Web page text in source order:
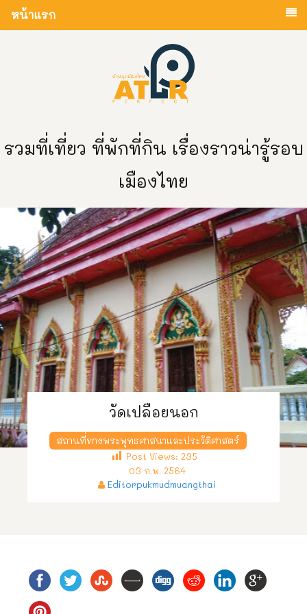
หน้าแรก
รวมที่เที่ยว ที่พักที่กิน เรื่องราวน่ารู้รอบ
เมืองไทย
วัดเปลือยนอก
สถานที่ทางพระพุทธศาสนาและประวัติศาสตร์
Post Views: 235
03 ก.พ. 2564
Editorpukmudmuangthai